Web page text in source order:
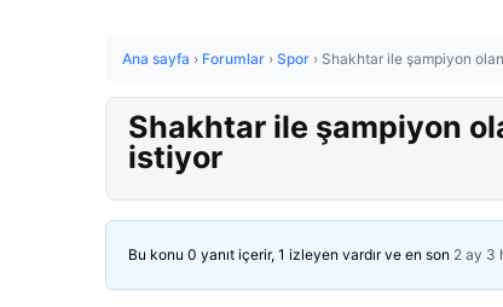
Ana sayfa › Forumlar › Spor › Shakhtar ile şampiyon
Shakhtar ile şampiyon
istiyor
Bu konu 0 yanıt içerir, 1 izleyen vardır ve en son 2 ay 3